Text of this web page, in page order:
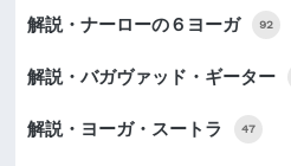
解説・ナーローの６ヨーガ 92
解説・バガヴァッド・ギーター
解説・ヨーガ・スートラ 47